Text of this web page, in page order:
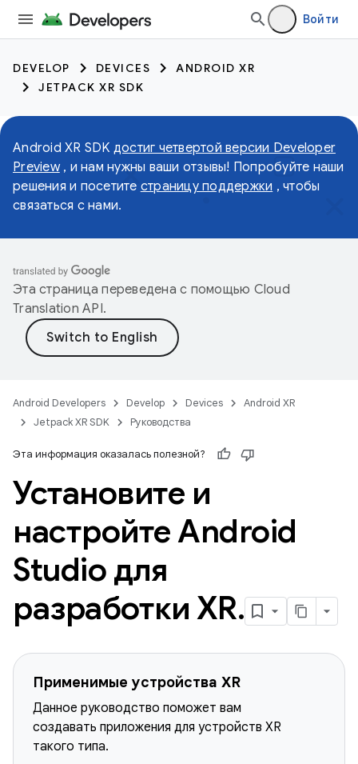
Войти
DEVELOP DEVICES
ANDROID XR
JETPACK XR SDK
Android XR SDK достиг четвертой версии Developer
Preview, и нам нужны ваши отзывы! Попробуйте наши
решения и посетите страницу поддержки , чтобы
связаться с нами.
Эта страница переведена с помощью Cloud
Translation API.
Android Developers Develop Devices
Android XR
Jetpack XR SDK
Руководства
Эта информация оказалась полезной?
Установите и
настройте Android
Studio для
разработки XR.
Применимые устройства XR
Данное руководство поможет вам
создавать приложения для устройств XR
такого типа.